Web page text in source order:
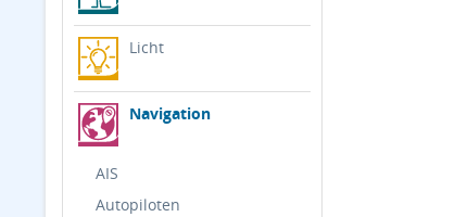
Licht
Navigation
AIS
Autopiloten